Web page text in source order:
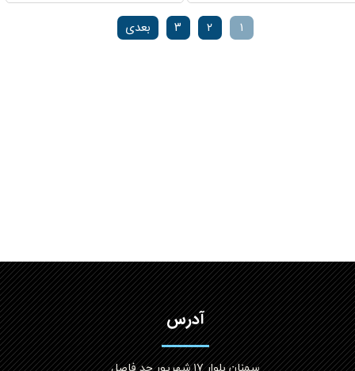
۱ ۲ ۳ بعدی
آدرس